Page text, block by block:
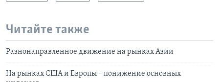
Читайте также
Разнонаправленное движение на рынках Азии
На рынках США и Европы – понижение основных